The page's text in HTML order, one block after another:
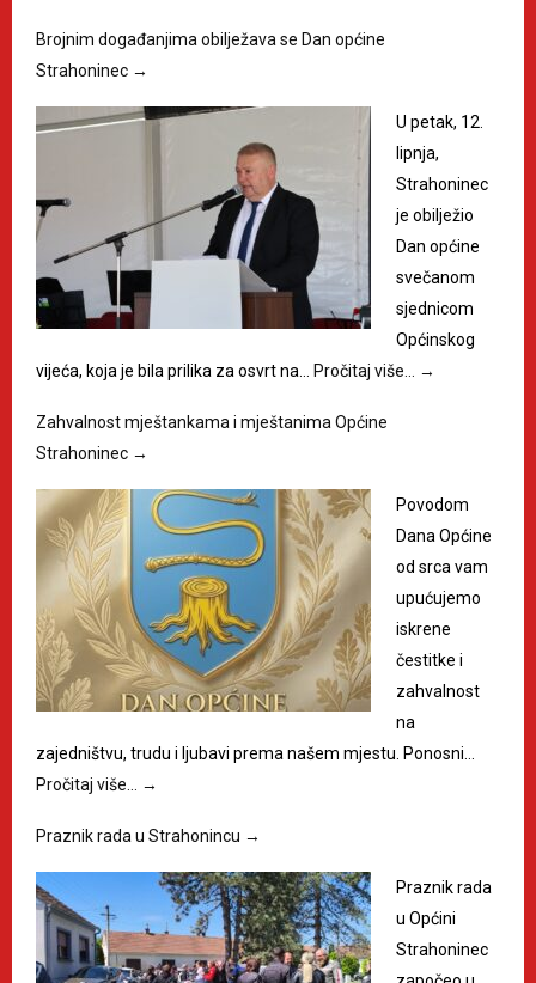
Brojnim događanjima obilježava se Dan općine
Strahoninec →
U petak, 12.
lipnja,
Strahoninec
je obilježio
Dan općine
svečanom
sjednicom
Općinskog
vijeća, koja je bila prilika za osvrt na… Pročitaj više… →
Zahvalnost mještankama i mještanima Općine
Strahoninec →
Povodom
Dana Općine
od srca vam
upućujemo
iskrene
čestitke i
zahvalnost
na
zajedništvu, trudu i ljubavi prema našem mjestu. Ponosni…
Pročitaj više… →
Praznik rada u Strahonincu →
Praznik rada
u Općini
Strahoninec